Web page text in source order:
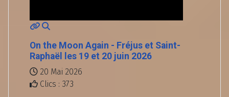
On the Moon Again - Fréjus et Saint-
Raphaël les 19 et 20 juin 2026
20 Mai 2026
Clics : 373